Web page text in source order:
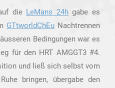
die LeMans 24hgabe es
GTtworldChEu Nachtrennen
Bedingungen war es
für den HRT AMGGT3 #4.
und ließ sich selbst vom
bringen, übergabe den